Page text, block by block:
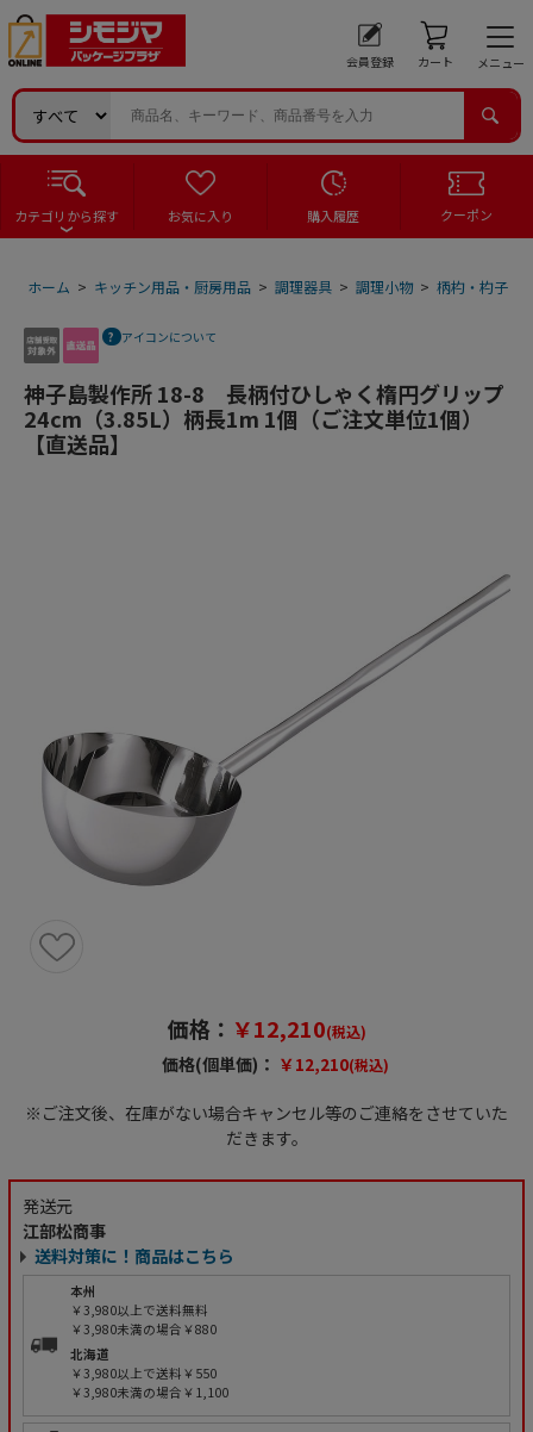
会員登録 カート メニュー
カテゴリから探す お気に入り 購入履歴 クーポン
ホーム > キッチン用品・厨房用品 > 調理器具 > 調理小物 > 柄杓・杓子
アイコンについて
神子島製作所 18-8 長柄付ひしゃく楕円グリップ
24cm（3.85L）柄長1m 1個（ご注文単位1個）
【直送品】
価格： ￥12,210(税込)
価格(個単価)： ￥12,210(税込)
※ご注文後、在庫がない場合キャンセル等のご連絡をさせていた
だきます。
発送元
江部松商事
送料対策に！商品はこちら
本州
￥3,980以上で送料無料
￥3,980未満の場合￥880
北海道
￥3,980以上で送料￥550
￥3,980未満の場合￥1,100